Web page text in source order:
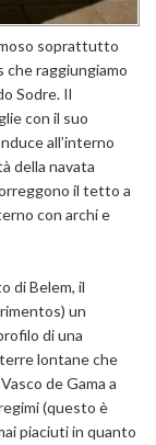
soprattutto
che raggiungiamo
Sodre. Il
con il suo
all’interno
della navata
il tetto a
con archi e
di Belem, il
un
di una
lontane che
de Gama a
(questo è
piaciuti in quanto